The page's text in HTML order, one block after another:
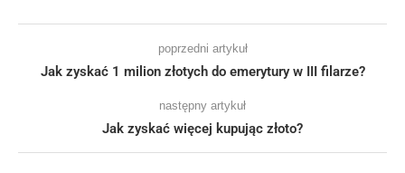
poprzedni artykuł
Jak zyskać 1 milion złotych do emerytury w III filarze?
następny artykuł
Jak zyskać więcej kupując złoto?